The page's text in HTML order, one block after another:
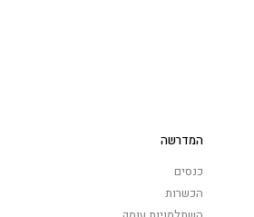
המדרשה
כנסים
הכשרות